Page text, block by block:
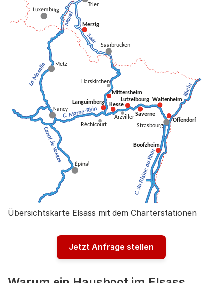
Übersichtskarte Elsass mit dem Charterstationen
Jetzt Anfrage stellen